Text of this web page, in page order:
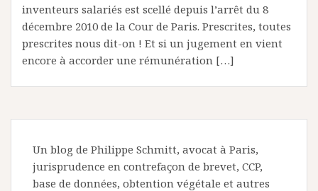
inventeurs salariés est scellé depuis l’arrêt du 8
décembre 2010 de la Cour de Paris. Prescrites, toutes
prescrites nous dit-on ! Et si un jugement en vient
encore à accorder une rémunération […]
Un blog de Philippe Schmitt, avocat à Paris,
jurisprudence en contrefaçon de brevet, CCP,
base de données, obtention végétale et autres